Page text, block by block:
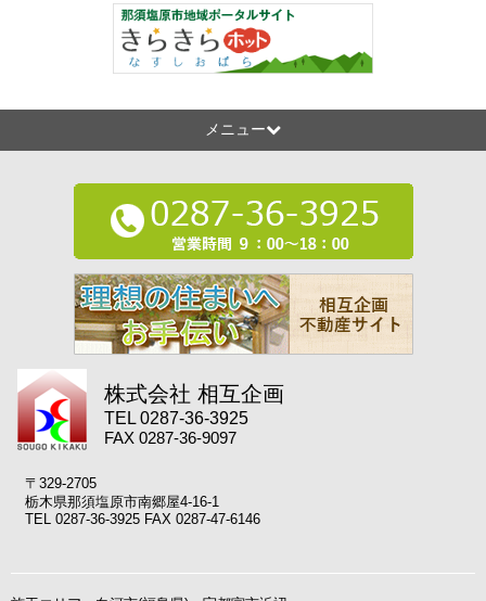
メニュー
株式会社 相互企画
TEL 0287-36-3925
FAX 0287-36-9097
〒329-2705
栃木県那須塩原市南郷屋4-16-1
TEL 0287-36-3925 FAX 0287-47-6146